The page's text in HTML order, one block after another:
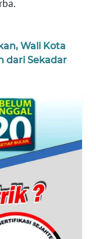
Wali Kota
dari Sekadar